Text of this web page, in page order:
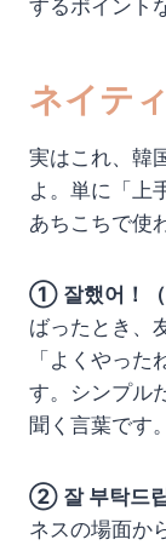
するポイント
ネイテ
実はこれ、韓
よ。単に「上
あちこちで使
① 잘했어！（
ばったとき、
「よくやっ
す。シンプル
聞く言葉です。
② 잘 부탁드립
ネスの場面か